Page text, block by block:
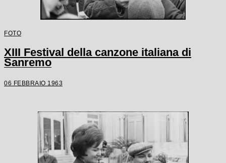
FOTO
XIII Festival della canzone italiana di
Sanremo
06 FEBBRAIO 1963